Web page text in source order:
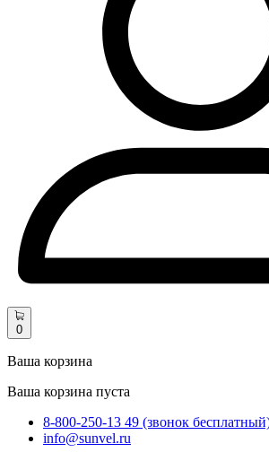
0
Ваша корзина
Ваша корзина пуста
8-800-250-13 49 (звонок
info@sunvel.ru